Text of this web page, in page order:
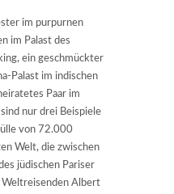
im purpurnen
im Palast des
ein geschmückter
Palast im indischen
Paar im
nur drei Beispiele
von 72.000
Welt, die zwischen
jüdischen Pariser
Weltreisenden Albert